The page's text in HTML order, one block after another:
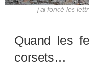
j’ai foncé les
Quand les
corsets…